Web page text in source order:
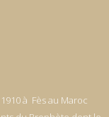
du Prophète dont le